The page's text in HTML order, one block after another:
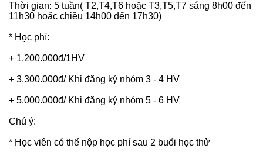
Thời gian: 5 tuần( T2,T4,T6 hoặc T3,T5,T7 sáng 8h00 đến
11h30 hoặc chiều 14h00 đến 17h30)
* Học phí:
+ 1.200.000đ/1HV
+ 3.300.000đ/ Khi đăng ký nhóm 3 - 4 HV
+ 5.000.000đ/ Khi đăng ký nhóm 5 - 6 HV
Chú ý:
* Học viên có thể nộp học phí sau 2 buổi học thử